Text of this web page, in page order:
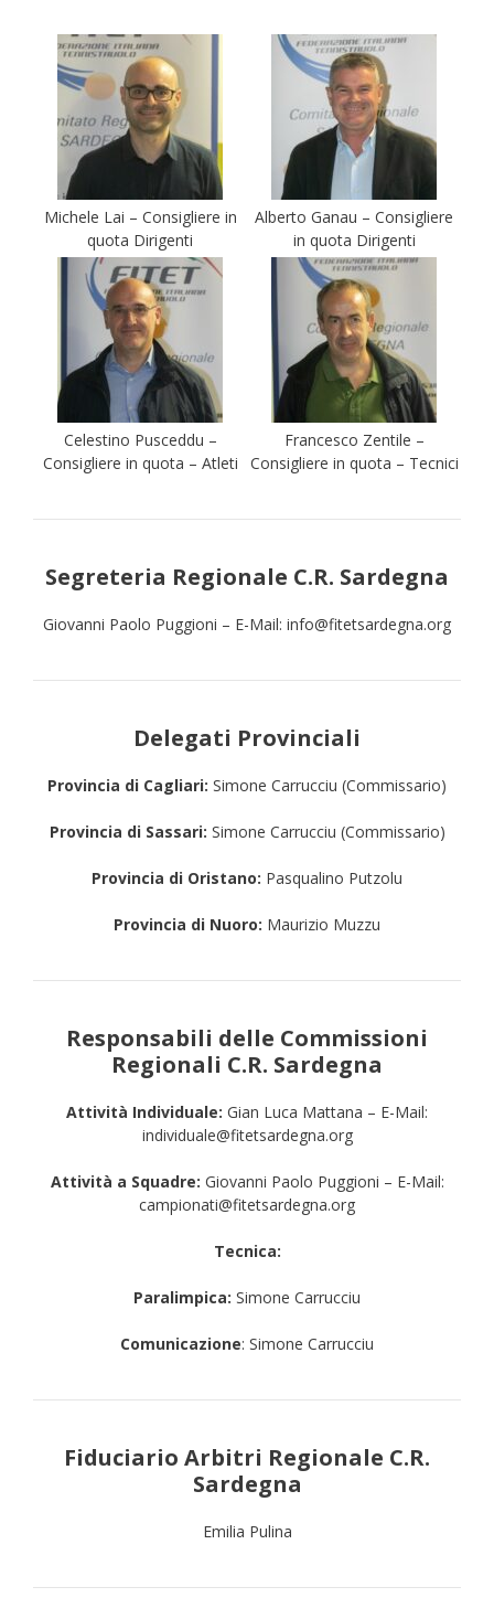
Michele Lai – Consigliere in
quota Dirigenti
Alberto Ganau – Consigliere
in quota Dirigenti
Celestino Pusceddu –
Consigliere in quota – Atleti
Francesco Zentile –
Consigliere in quota – Tecnici
Segreteria Regionale C.R. Sardegna
Giovanni Paolo Puggioni – E-Mail: info@fitetsardegna.org
Delegati Provinciali
Provincia di Cagliari: Simone Carrucciu (Commissario)
Provincia di Sassari: Simone Carrucciu (Commissario)
Provincia di Oristano: Pasqualino Putzolu
Provincia di Nuoro: Maurizio Muzzu
Responsabili delle Commissioni
Regionali C.R. Sardegna
Attività Individuale: Gian Luca Mattana – E-Mail:
individuale@fitetsardegna.org
Attività a Squadre: Giovanni Paolo Puggioni – E-Mail:
campionati@fitetsardegna.org
Tecnica:
Paralimpica: Simone Carrucciu
Comunicazione: Simone Carrucciu
Fiduciario Arbitri Regionale C.R.
Sardegna
Emilia Pulina